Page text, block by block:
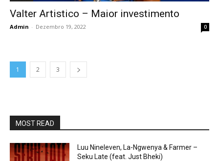
Valter Artistico – Maior investimento
Admin - Dezembro 19, 2022 0
1 2 3
MOST READ
Luu Nineleven, La-Ngwenya & Farmer –
Seku Late (feat. Just Bheki)